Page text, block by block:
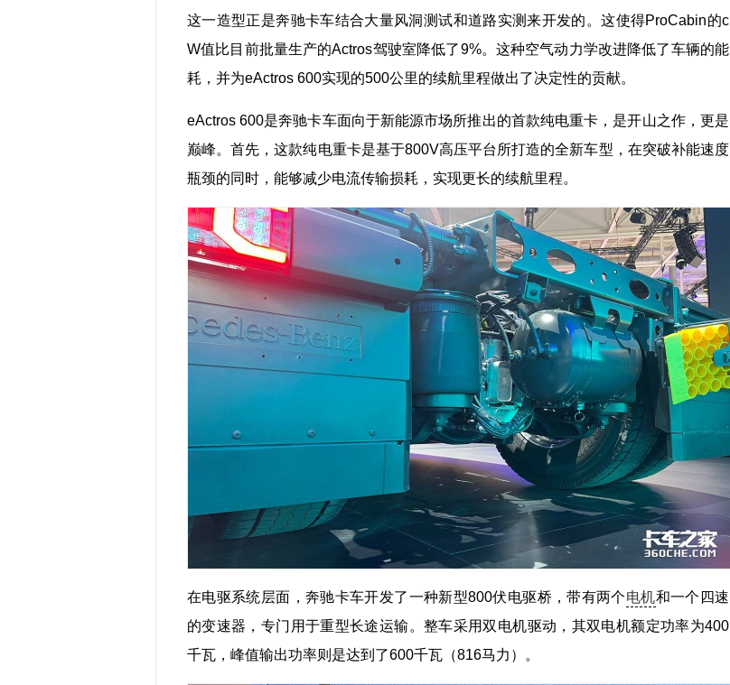
这一造型正是奔驰卡车结合大量风洞测试和道路实测来开发的。这使得ProCabin的c
W值比目前批量生产的Actros驾驶室降低了9%。这种空气动力学改进降低了车辆的能
耗，并为eActros 600实现的500公里的续航里程做出了决定性的贡献。
eActros 600是奔驰卡车面向于新能源市场所推出的首款纯电重卡，是开山之作，更是
巅峰。首先，这款纯电重卡是基于800V高压平台所打造的全新车型，在突破补能速度
瓶颈的同时，能够减少电流传输损耗，实现更长的续航里程。
在电驱系统层面，奔驰卡车开发了一种新型800伏电驱桥，带有两个电机和一个四速
的变速器，专门用于重型长途运输。整车采用双电机驱动，其双电机额定功率为400
千瓦，峰值输出功率则是达到了600千瓦（816马力）。